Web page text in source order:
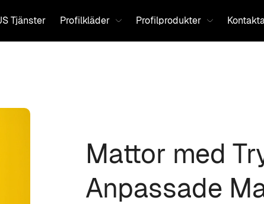
Tjänster Profilkläder Profilprodukter
Mattor med
Anpassade